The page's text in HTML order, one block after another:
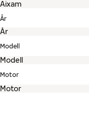
År
Modell
Motor